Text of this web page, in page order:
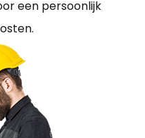
een persoonlijk